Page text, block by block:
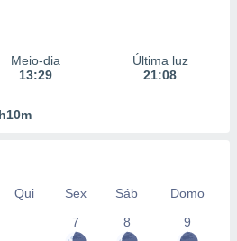
Meio-dia
13:29
Última luz
21:08
Qui Sex Sáb
Domo
7
8 9